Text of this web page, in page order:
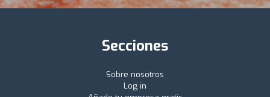
Secciones
Sobre nosotros
Log in